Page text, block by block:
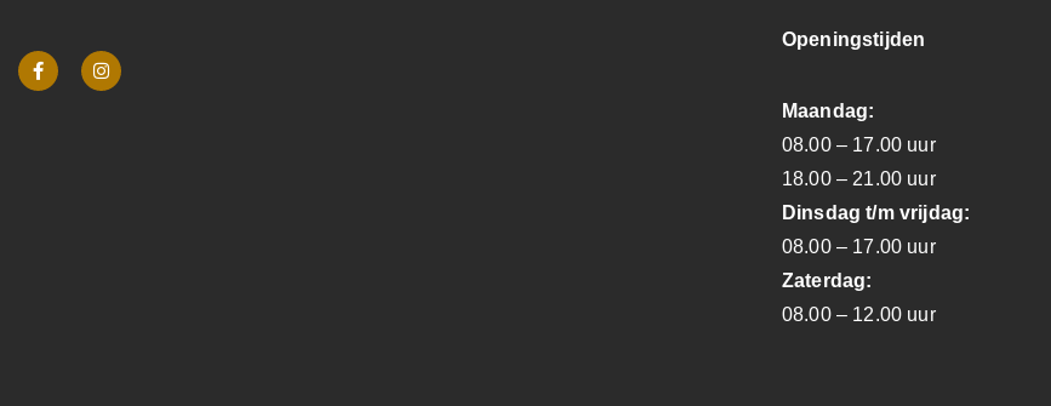
Openingstijden
Maandag:
08.00 – 17.00 uur
18.00 – 21.00 uur
Dinsdag t/m vrijdag:
08.00 – 17.00 uur
Zaterdag:
08.00 – 12.00 uur